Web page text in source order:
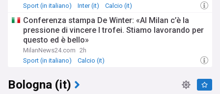
Sport (in italiano)
Inter (it) Calcio (it)
Conferenza stampa De Winter: «Al Milan c’è la
pressione di vincere I trofei. Stiamo lavorando per
questo ed è bello»
MilanNews24.com 2h
Sport (in italiano)
Calcio (it)
Bologna (it)